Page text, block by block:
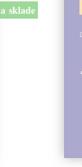
sklade